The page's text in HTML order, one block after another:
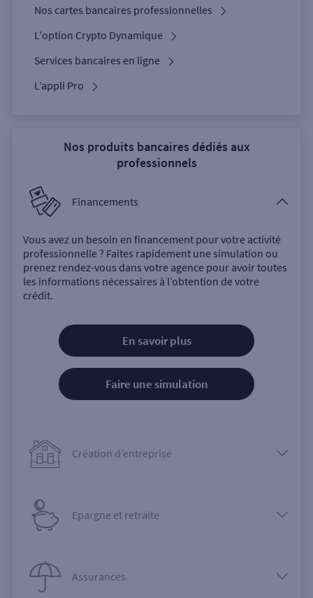
Nos cartes bancaires professionnelles
L'option Crypto Dynamique
Services bancaires en ligne
L’appli Pro
Nos produits bancaires dédiés aux
professionnels
Financements
Vous avez un besoin en financement pour votre activité
professionnelle ? Faites rapidement une simulation ou
prenez rendez-vous dans votre agence pour avoir toutes
les informations nécessaires à l’obtention de votre
crédit.
En savoir plus
Faire une simulation
Création d’entreprise
Epargne et retraite
Assurances